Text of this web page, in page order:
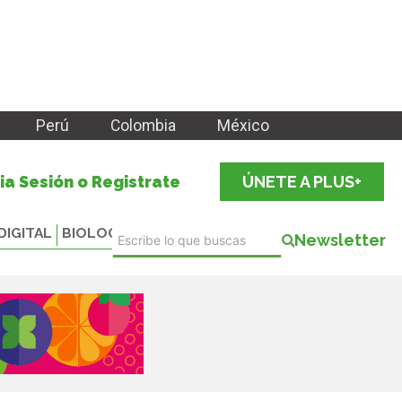
Perú Colombia México
Sesión o Registrate ÚNETE A PLUS+
BIOLOGICALS Newsletter